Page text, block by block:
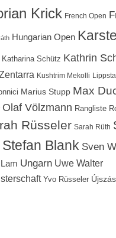
Krick French Open
Hungarian Open
Katharina Schütz Kathrin
Kushtrim Mekolli
Marius Stupp Max
Olaf Völzmann Rangliste
Rüsseler Sarah Rüth
Stefan Blank Sven
Ungarn Uwe Walter
Yvo Rüsseler